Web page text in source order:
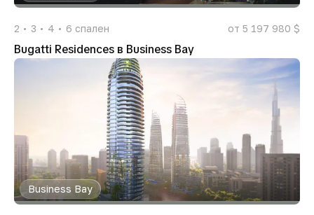
2 3 4 6 спален от 5 197 980 $
Bugatti Residences в Business Bay
Business Bay